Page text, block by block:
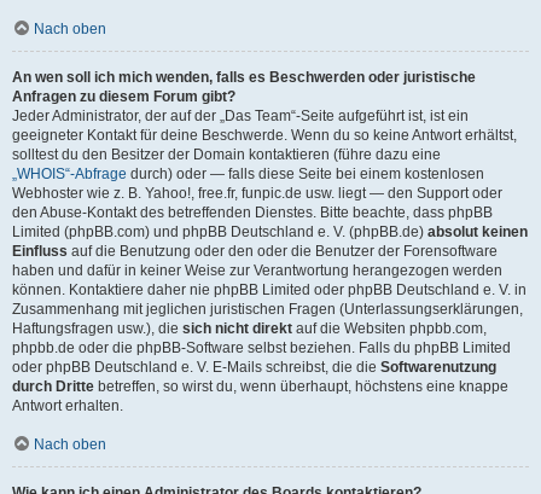
Nach oben
An wen soll ich mich wenden, falls es Beschwerden oder juristische
Anfragen zu diesem Forum gibt?
Jeder Administrator, der auf der „Das Team“-Seite aufgeführt ist, ist ein
geeigneter Kontakt für deine Beschwerde. Wenn du so keine Antwort erhältst,
solltest du den Besitzer der Domain kontaktieren (führe dazu eine
„WHOIS“-Abfrage durch) oder — falls diese Seite bei einem kostenlosen
Webhoster wie z. B. Yahoo!, free.fr, funpic.de usw. liegt — den Support oder
den Abuse-Kontakt des betreffenden Dienstes. Bitte beachte, dass phpBB
Limited (phpBB.com) und phpBB Deutschland e. V. (phpBB.de) absolut keinen
Einfluss auf die Benutzung oder den oder die Benutzer der Forensoftware
haben und dafür in keiner Weise zur Verantwortung herangezogen werden
können. Kontaktiere daher nie phpBB Limited oder phpBB Deutschland e. V. in
Zusammenhang mit jeglichen juristischen Fragen (Unterlassungserklärungen,
Haftungsfragen usw.), die sich nicht direkt auf die Websiten phpbb.com,
phpbb.de oder die phpBB-Software selbst beziehen. Falls du phpBB Limited
oder phpBB Deutschland e. V. E-Mails schreibst, die die Softwarenutzung
durch Dritte betreffen, so wirst du, wenn überhaupt, höchstens eine knappe
Antwort erhalten.
Nach oben